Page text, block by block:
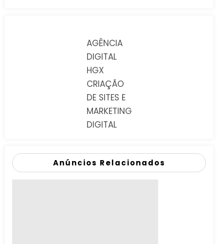
AGÊNCIA
DIGITAL
HGX
CRIAÇÃO
DE SITES E
MARKETING
DIGITAL
Anúncios Relacionados